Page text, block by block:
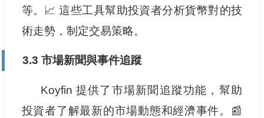
等。📈 這些工具幫助投資者分析貨幣對的技
術走勢，制定交易策略。
3.3 市場新聞與事件追蹤
Koyfin 提供了市場新聞追蹤功能，幫助
投資者了解最新的市場動態和經濟事件。📰